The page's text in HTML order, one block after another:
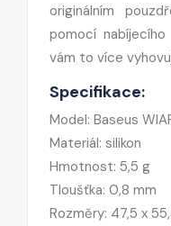
originálním
pomocí
vám to více
Specifikace:
Model: Baseus
Materiál: silikon
Hmotnost: 5,5 g
Tloušťka: 0,8 mm
Rozměry: 47,5 x